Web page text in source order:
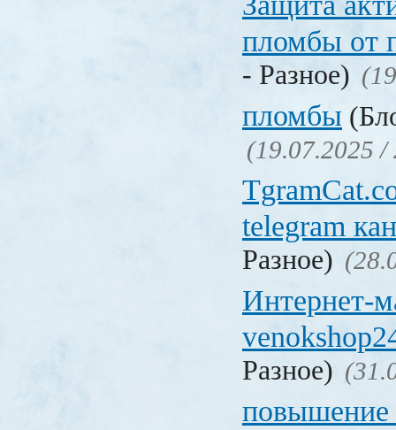
пломбы от
- Разное)
пломбы
(19.07.2025 /
telegram
Разное)
Интернет-
Разное)
повышение